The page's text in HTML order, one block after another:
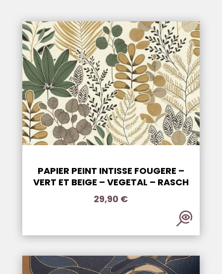
PAPIER PEINT INTISSE FOUGERE –
VERT ET BEIGE – VEGETAL – RASCH
29,90 €